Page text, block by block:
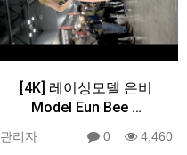
[4K] 레이싱모델 은비
Model Eun Bee …
관리자 0 4,460